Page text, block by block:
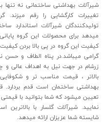
شیرآلات بهداشتی ساختمانی نه
تغییرات کارگشایی را رقم میزند.
تولیدکنندگان شیرآلات استاندارد
میدهد برای محصولات این گروه
کیفیت این گروه در پی بالا بردن
گرامی میباشد.در پناه الطاف و
زرشام در جهت نیل به اهداف عالی و
بالاتر ، قیمت مناسب تر و
بهداشتی ساختمان است قدم بردارد.
تعیین میشود که شما بتوانید با
نمایید. شیرآلات گلسار با
شایسته شما عزیزان ارائه میدهد.